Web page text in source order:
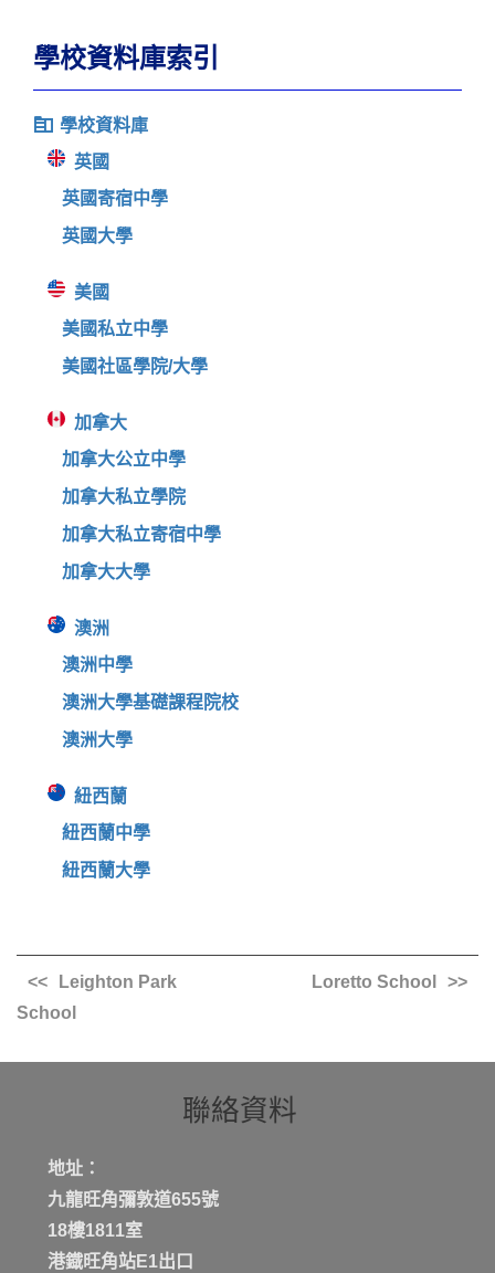
學校資料庫索引
學校資料庫
英國
英國寄宿中學
英國大學
美國
美國私立中學
美國社區學院/大學
加拿大
加拿大公立中學
加拿大私立學院
加拿大私立寄宿中學
加拿大大學
澳洲
澳洲中學
澳洲大學基礎課程院校
澳洲大學
紐西蘭
紐西蘭中學
紐西蘭大學
Leighton Park
School
Loretto School
聯絡資料
地址：
九龍旺角彌敦道655號
18樓1811室
港鐡旺角站E1出口